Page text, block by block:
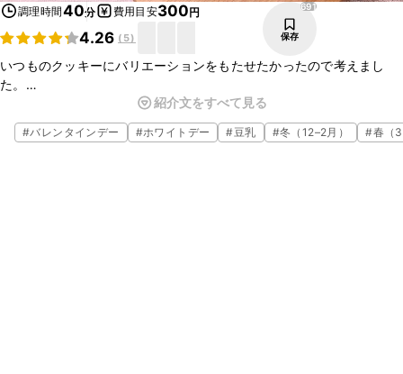
調理時間40分 費用目安300円
4.26 ( 5)
691
保存
いつものクッキーにバリエーションをもたせたかったので考えまし
た。
型抜きクッキーだけでなく、しぼりクッキーを加えるだけで、食べる
時やお渡しする時の楽しみも増えますよ！豆乳だと罪悪感がないのも
嬉しいですね！
紹介文をすべて見る
#バレンタインデー #ホワイトデー #豆乳 #冬（12–2月） #春（